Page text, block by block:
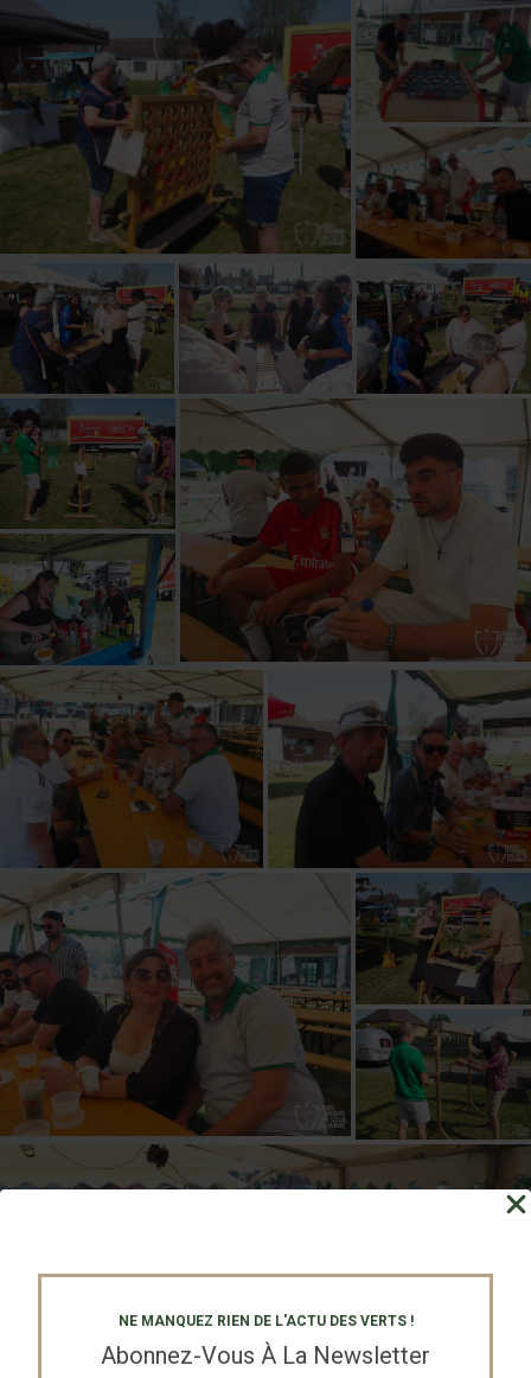
NE MANQUEZ RIEN DE L'ACTU DES VERTS !
Abonnez-Vous À La Newsletter